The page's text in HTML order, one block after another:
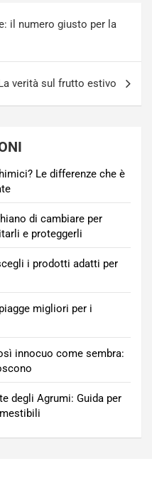
il numero giusto per la
verità sul frutto estivo
Le differenze che è
di cambiare per
e proteggerli
i prodotti adatti per
migliori per i
innocuo come sembra:
degli Agrumi: Guida per